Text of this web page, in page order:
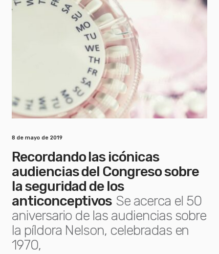
8 de mayo de 2019
Recordando las icónicas
audiencias del Congreso sobre
la seguridad de los
anticonceptivos Se acerca el 50
aniversario de las audiencias sobre
la píldora Nelson, celebradas en
1970,